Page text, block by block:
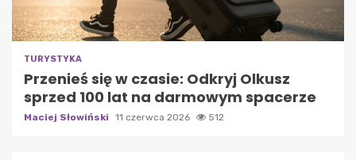
TURYSTYKA
Przenieś się w czasie: Odkryj Olkusz
sprzed 100 lat na darmowym spacerze
Maciej Słowiński 11 czerwca 2026 512